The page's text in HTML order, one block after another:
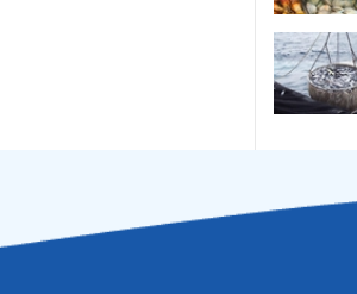
Thị trường
Thị trường